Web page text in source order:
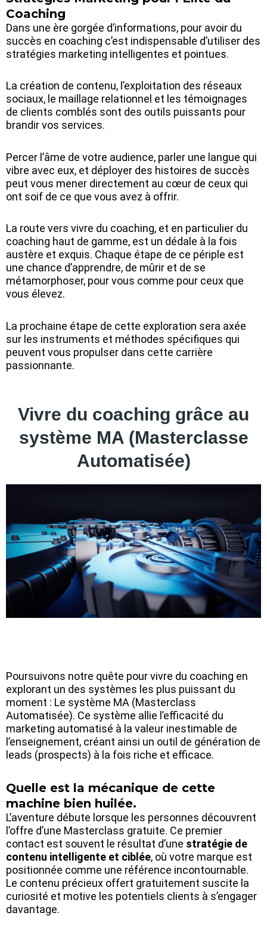
Coaching
Dans une ère gorgée d’informations, pour avoir du
succès en coaching c’est indispensable d’utiliser des
stratégies marketing intelligentes et pointues.
La création de contenu, l’exploitation des réseaux
sociaux, le maillage relationnel et les témoignages
de clients comblés sont des outils puissants pour
brandir vos services.
Percer l’âme de votre audience, parler une langue qui
vibre avec eux, et déployer des histoires de succès
peut vous mener directement au cœur de ceux qui
ont soif de ce que vous avez à offrir.
La route vers vivre du coaching, et en particulier du
coaching haut de gamme, est un dédale à la fois
austère et exquis. Chaque étape de ce périple est
une chance d’apprendre, de mûrir et de se
métamorphoser, pour vous comme pour ceux que
vous élevez.
La prochaine étape de cette exploration sera axée
sur les instruments et méthodes spécifiques qui
peuvent vous propulser dans cette carrière
passionnante.
Vivre du coaching grâce au
système MA (Masterclasse
Automatisée)
Poursuivons notre quête pour vivre du coaching en
explorant un des systèmes les plus puissant du
moment : Le système MA (Masterclass
Automatisée). Ce système allie l’efficacité du
marketing automatisé à la valeur inestimable de
l’enseignement, créant ainsi un outil de génération de
leads (prospects) à la fois riche et efficace.
Quelle est la mécanique de cette
machine bien huilée.
L’aventure débute lorsque les personnes découvrent
l’offre d’une Masterclass gratuite. Ce premier
contact est souvent le résultat d’une stratégie de
contenu intelligente et ciblée, où votre marque est
positionnée comme une référence incontournable.
Le contenu précieux offert gratuitement suscite la
curiosité et motive les potentiels clients à s’engager
davantage.